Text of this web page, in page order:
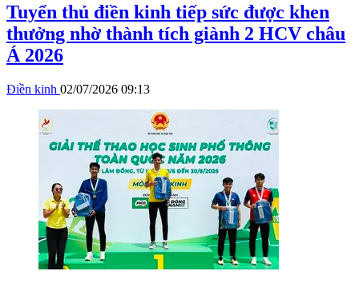
Tuyển thủ điền kinh tiếp sức được khen
thưởng nhờ thành tích giành 2 HCV châu
Á 2026
Điền kinh 02/07/2026 09:13